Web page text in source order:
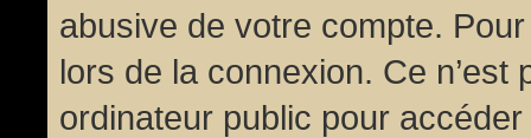
abusive de votre compte.
lors de la connexion. Ce
ordinateur public pour